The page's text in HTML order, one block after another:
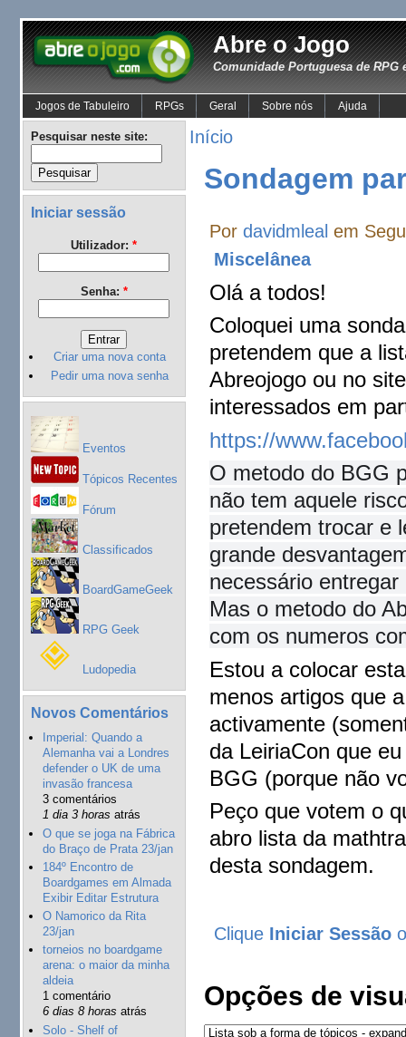
Abre o Jogo
Comunidade Portuguesa de RPG
Jogos de Tabuleiro RPGs Geral Sobre nós Ajuda
Pesquisar neste site:
Iniciar sessão
Utilizador: *
Senha: *
Criar uma nova conta
Pedir uma nova senha
Eventos
Tópicos Recentes
Fórum
Classificados
BoardGameGeek
RPG Geek
Ludopedia
Novos Comentários
Imperial: Quando a
Alemanha vai a Londres
defender o UK de uma
invasão francesa
3 comentários
1 dia 3 horas atrás
O que se joga na Fábrica
do Braço de Prata 23/jan
184º Encontro de
Boardgames em Almada
Exibir Editar Estrutura
O Namorico da Rita
23/jan
torneios no boardgame
arena: o maior da minha
aldeia
1 comentário
6 dias 8 horas atrás
Solo - Shelf of
Início
Sondagem
Pordavidmleal em
Miscelânea
Olá a todos!
Coloquei uma
pretendem que a
Abreojogo ou no
interessados em
https://
O metodo do BGG
não tem aquele
pretendem trocar e
grande
necessário
Mas o metodo do
com os numeros
Estou a colocar
menos artigos que
activamente
da LeiriaCon que
BGG (porque não
Peço que votem o
abro lista da
desta sondagem.
Clique Iniciar Sessão
Opções de